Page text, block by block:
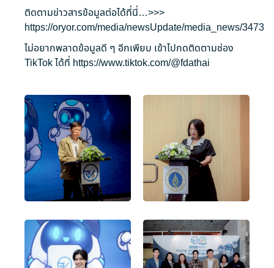
ติดตามข่าวสารข้อมูลต่อได้ที่นี่…>>>
https://oryor.com/media/newsUpdate/media_news/3473
ไม่อยากพลาดข้อมูลดี ๆ อีกเพียบ เข้าไปกดติดตามช่อง
TikTok ได้ที่ https://www.tiktok.com/@fdathai